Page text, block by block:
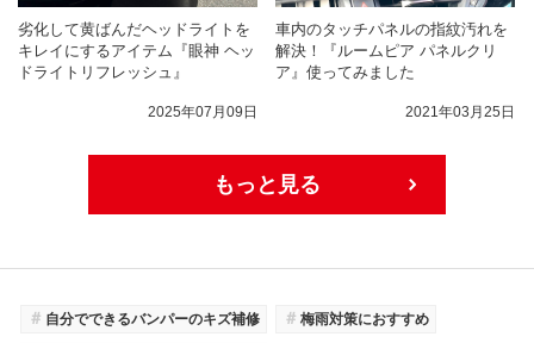
劣化して黄ばんだヘッドライトを
キレイにするアイテム『眼神 ヘッ
ドライトリフレッシュ』
2025年07月09日
車内のタッチパネルの指紋汚れを
解決！『ルームピア パネルクリ
ア』使ってみました
2021年03月25日
もっと見る
＃ 自分でできるバンパーのキズ補修 ＃ 梅雨対策におすすめ